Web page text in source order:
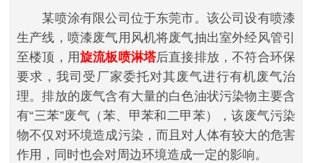
某喷涂有限公司位于东莞市。该公司设有喷漆
生产线，喷漆废气用风机将废气抽出室外经风管引
至楼顶，用旋流板喷淋塔后直接排放，不符合环保
要求，我司受厂家委托对其废气进行有机废气治
理。排放的废气含有大量的白色油状污染物主要含
有“三苯”废气（苯、甲苯和二甲苯），该废气污染
物不仅对环境造成污染，而且对人体有较大的危害
作用，同时也会对周边环境造成一定的影响。